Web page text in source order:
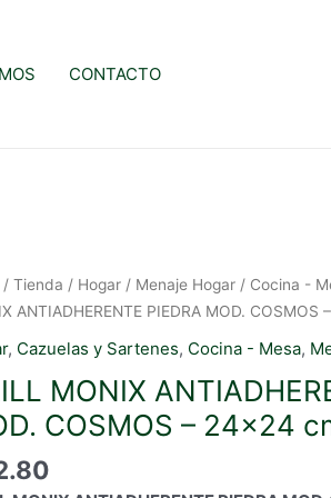
CONTACTO
/ Tienda / Hogar / Menaje Hogar / Cocina -
ANTIADHERENTE PIEDRA MOD. COSMOS
, Cazuelas y Sartenes, Cocina - Mesa,
MONIX
COSMOS – 24×24